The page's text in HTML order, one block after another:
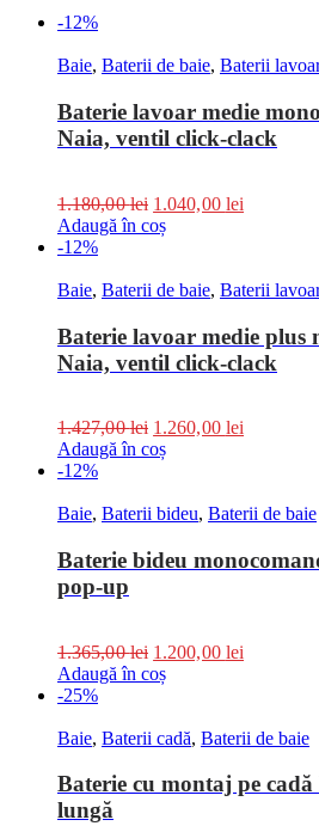
-12%
Baie, Baterii de baie, Baterii
Baterie lavoar medie
Naia, ventil click-clack
1.180,00lei 1.040,00 lei
Adaugă în coș
-12%
Baie, Baterii de baie, Baterii
Baterie lavoar medie plus
Naia, ventil click-clack
1.427,00lei 1.260,00 lei
Adaugă în coș
-12%
Baie, Baterii bideu, Baterii de baie
Baterie bideu
pop-up
1.365,00lei 1.200,00 lei
Adaugă în coș
-25%
Baie, Baterii cadă, Baterii de baie
Baterie cu montaj pe
lungă